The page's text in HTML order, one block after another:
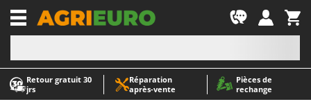
Retour gratuit 30
jrs
Réparation
après‑vente
Pièces de
rechange
-1
A
Abris de jardin
A